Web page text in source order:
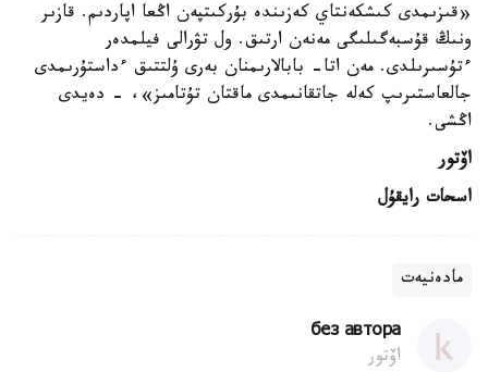
«قىزىمدى كىشكەنتاي كەزىندە بۇركىتپەن اڭعا اپاردىم. قازىر
ونىڭ قۇسبەگىلىگى مەنەن ارتىق. ول تۋرالى فيلمدەر
ءتۇسىرىلدى. مەن اتا- بابالارىمنان بەرى ۇلتتىق ءداستۇرىمدى
جالعاستىرىپ كەلە جاتقانىمدى ماقتان تۇتامىز»، - دەيدى
اڭشى.
اۆتور
اسحات رايقۇل
مادەنيەت
без автора
اۆتور